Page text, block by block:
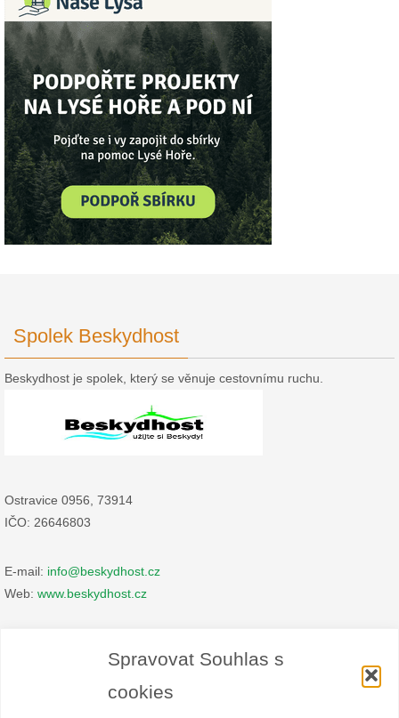
Spravovat Souhlas s
cookies
Spolek Beskydhost
Beskydhost je spolek, který se věnuje cestovnímu ruchu.
Ostravice 0956, 73914
IČO: 26646803
E-mail: info@beskydhost.cz
Web: www.beskydhost.cz